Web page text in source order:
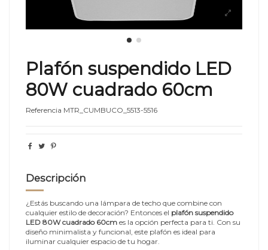
Plafón suspendido LED
80W cuadrado 60cm
Referencia MTR_CUMBUCO_5513-5516
Descripción
¿Estás buscando una lámpara de techo que combine con
cualquier estilo de decoración? Entonces el plafón suspendido
LED 80W cuadrado 60cm es la opción perfecta para ti. Con su
diseño minimalista y funcional, este plafón es ideal para
iluminar cualquier espacio de tu hogar.